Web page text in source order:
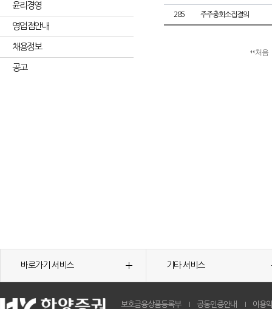
윤리경영
영업점안내
채용정보
공고
285 주주총회소집결의
처음
바로가기 서비스 기타 서비스
보호금융상품등록부 공동인증안내 이용